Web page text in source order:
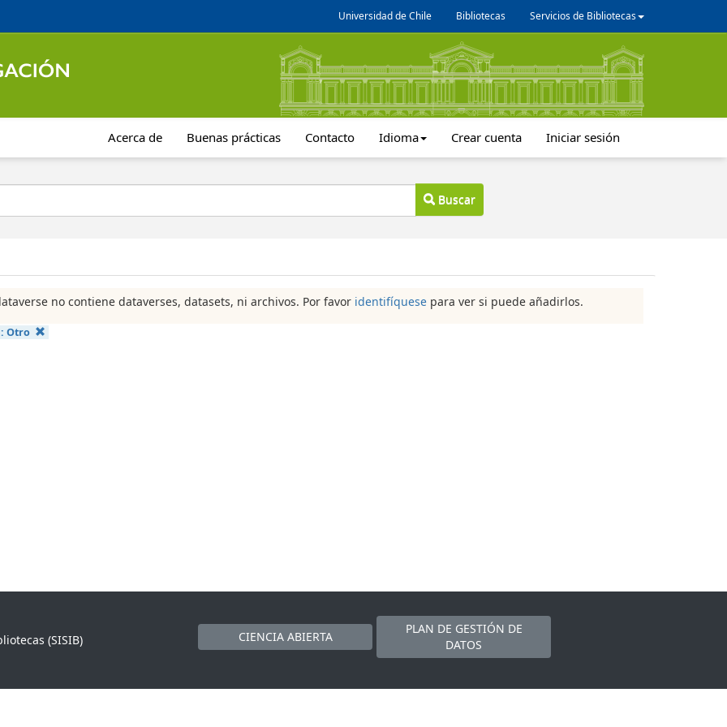
Universidad de Chile Bibliotecas Servicios de Bibliotecas
Acerca de Buenas prácticas Contacto Idioma Crear cuenta Iniciar sesión
Buscar
no contiene dataverses, datasets, ni archivos. Por favor identifíquese para ver si puede añadirlos.
Otro
(SISIB)
CIENCIA ABIERTA
PLAN DE GESTIÓN DE
DATOS